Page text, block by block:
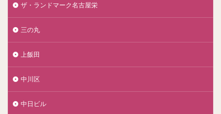
ザ・ランドマーク名古屋栄
三の丸
上飯田
中川区
中日ビル